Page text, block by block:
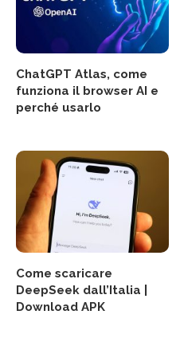
ChatGPT Atlas, come
funziona il browser AI e
perché usarlo
Come scaricare
DeepSeek dall’Italia |
Download APK